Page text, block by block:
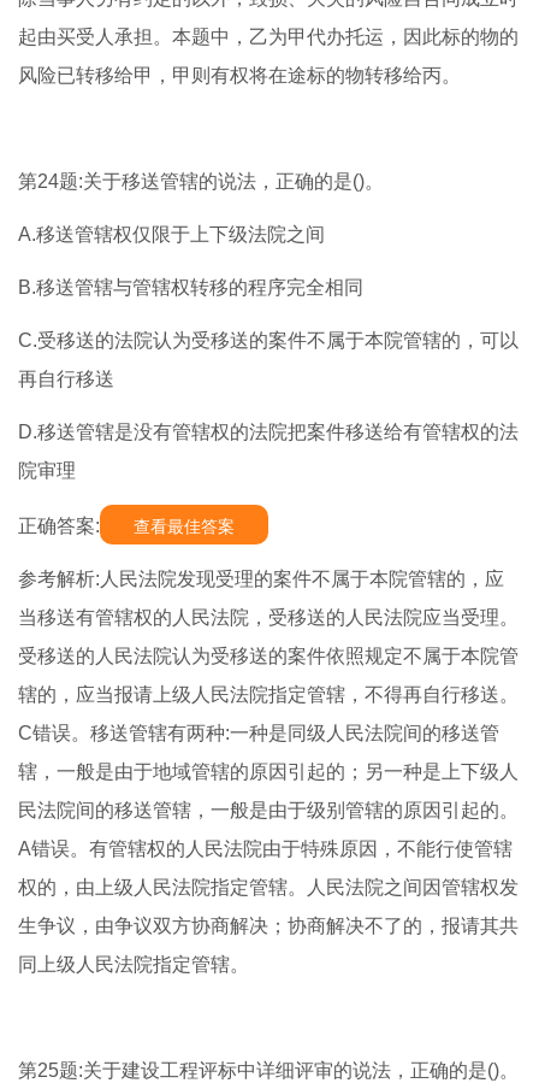
起由买受人承担。本题中，乙为甲代办托运，因此标的物的
风险已转移给甲，甲则有权将在途标的物转移给丙。
第24题:关于移送管辖的说法，正确的是()。
A.移送管辖权仅限于上下级法院之间
B.移送管辖与管辖权转移的程序完全相同
C.受移送的法院认为受移送的案件不属于本院管辖的，可以
再自行移送
D.移送管辖是没有管辖权的法院把案件移送给有管辖权的法
院审理
正确答案: 查看最佳答案
参考解析:人民法院发现受理的案件不属于本院管辖的，应
当移送有管辖权的人民法院，受移送的人民法院应当受理。
受移送的人民法院认为受移送的案件依照规定不属于本院管
辖的，应当报请上级人民法院指定管辖，不得再自行移送。
C错误。移送管辖有两种:一种是同级人民法院间的移送管
辖，一般是由于地域管辖的原因引起的；另一种是上下级人
民法院间的移送管辖，一般是由于级别管辖的原因引起的。
A错误。有管辖权的人民法院由于特殊原因，不能行使管辖
权的，由上级人民法院指定管辖。人民法院之间因管辖权发
生争议，由争议双方协商解决；协商解决不了的，报请其共
同上级人民法院指定管辖。
第25题:关于建设工程评标中详细评审的说法，正确的是()。